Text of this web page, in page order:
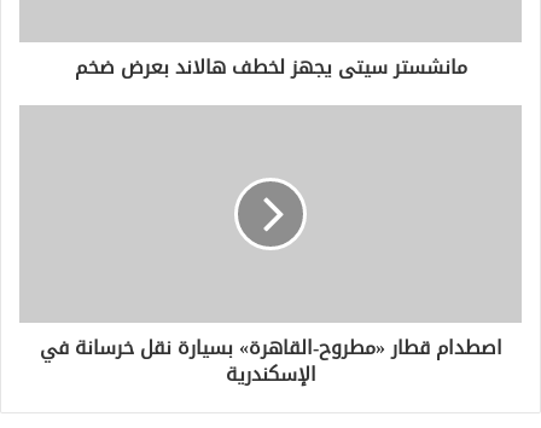
ر
ي
مانشستر سيتى يجهز لخطف هالاند بعرض ضخم
اصطدام قطار «مطروح-القاهرة» بسيارة نقل خرسانة في
الإسكندرية